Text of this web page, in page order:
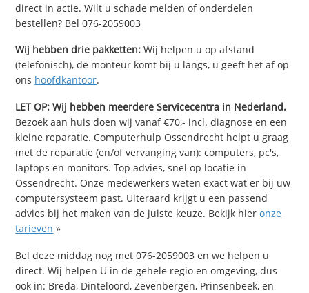
direct in actie. Wilt u schade melden of onderdelen
bestellen? Bel 076-2059003
Wij hebben drie pakketten: Wij helpen u op afstand
(telefonisch), de monteur komt bij u langs, u geeft het af op
ons hoofdkantoor.
LET OP: Wij hebben meerdere Servicecentra in Nederland.
Bezoek aan huis doen wij vanaf €70,- incl. diagnose en een
kleine reparatie. Computerhulp Ossendrecht helpt u graag
met de reparatie (en/of vervanging van): computers, pc's,
laptops en monitors. Top advies, snel op locatie in
Ossendrecht. Onze medewerkers weten exact wat er bij uw
computersysteem past. Uiteraard krijgt u een passend
advies bij het maken van de juiste keuze. Bekijk hieronze
tarieven »
Bel deze middag nog met 076-2059003 en we helpen u
direct. Wij helpen U in de gehele regio en omgeving, dus
ook in: Breda, Dinteloord, Zevenbergen, Prinsenbeek, en